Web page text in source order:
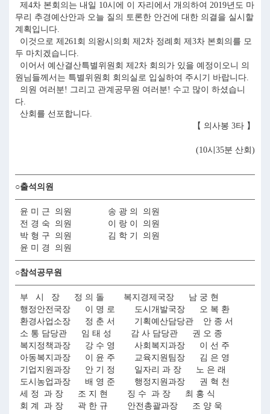
제4차 본회의는 내일 10시에 이 자리에서 개의하여 2019년도 마
무리 추경예산안과 오늘 질의 토론한 안건에 대한 의결을 실시할
계획입니다.
이것으로 제261회 의왕시의회 제2차 정례회 제3차 본회의를 모
두 마치겠습니다.
이어서 예산결산특별위원회 제2차 회의가 있을 예정이오니 의
원님들께서는 특별위원회 회의실로 입실하여 주시기 바랍니다.
의원 여러분! 그리고 관계공무원 여러분! 수고 많이 하셨습니
다.
산회를 선포합니다.
【 의사봉 3타 】
(10시35분 산회)
○출석의원
윤 미 근 의원 송 광 의 의원
전 경 숙 의원 이 랑 이 의원
박 형 구 의원 김 학 기 의원
윤 미 경 의원
○참석공무원
부 시 장 정 의 돌 복지경제국장 남 궁 현
행정안전국장 이 명 로 도시개발국장 오 복 환
환경사업소장 정 춘 서 기획예산담당관 안 종 서
소 통 담당관 임 태 성 감 사 담당관 권 오 종
복지정책과장 강 수 영 사회복지과장 이 선 주
아동복지과장 이 윤 주 교육지원팀장 김 은 영
기업지원과장 안 기 정 일자리 과 장 노 은 래
도시농업과장 배 영 준 행정지원과장 권 혁 천
세 정 과 장 조 지 현 징 수 과 장 최 홍 식
회 계 과 장 곽 한 규 안전총괄과장 조 양 욱